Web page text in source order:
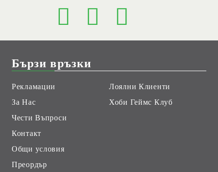
Бързи връзки
Рекламации
За Нас
Чести Въпроси
Контакт
Общи условия
Преордър
Лоялни Клиенти
Хоби Геймс Клуб